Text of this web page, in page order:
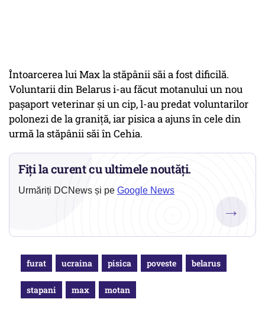
Întoarcerea lui Max la stăpânii săi a fost dificilă.
Voluntarii din Belarus i-au făcut motanului un nou
pașaport veterinar și un cip, l-au predat voluntarilor
polonezi de la graniță, iar pisica a ajuns în cele din
urmă la stăpânii săi în Cehia.
Fiți la curent cu ultimele noutăți.
Urmăriți DCNews și pe Google News
→
furat ucraina pisica poveste belarus
stapani max motan